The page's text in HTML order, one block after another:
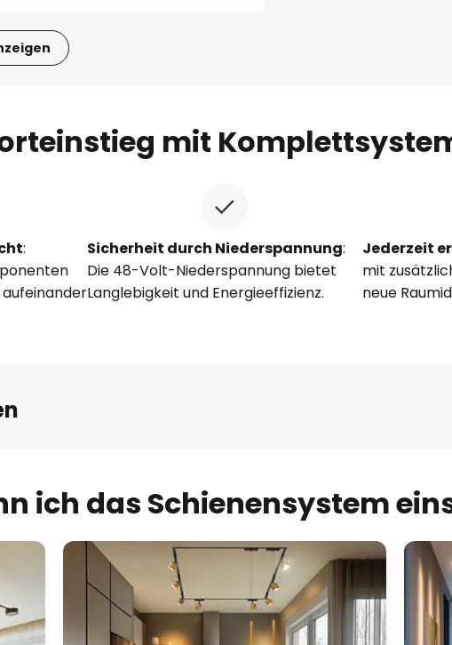
mit
:
Sicherheit durch Niederspannung:
Die 48-Volt-Niederspannung bietet
Langlebigkeit und Energieeffizienz.
Jederzeit
mit
neue
ich das Schienensystem